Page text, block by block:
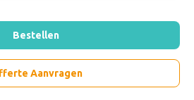
Bestellen
Aanvragen